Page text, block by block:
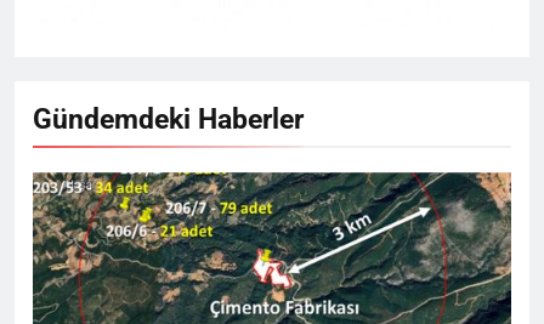
Gündemdeki Haberler